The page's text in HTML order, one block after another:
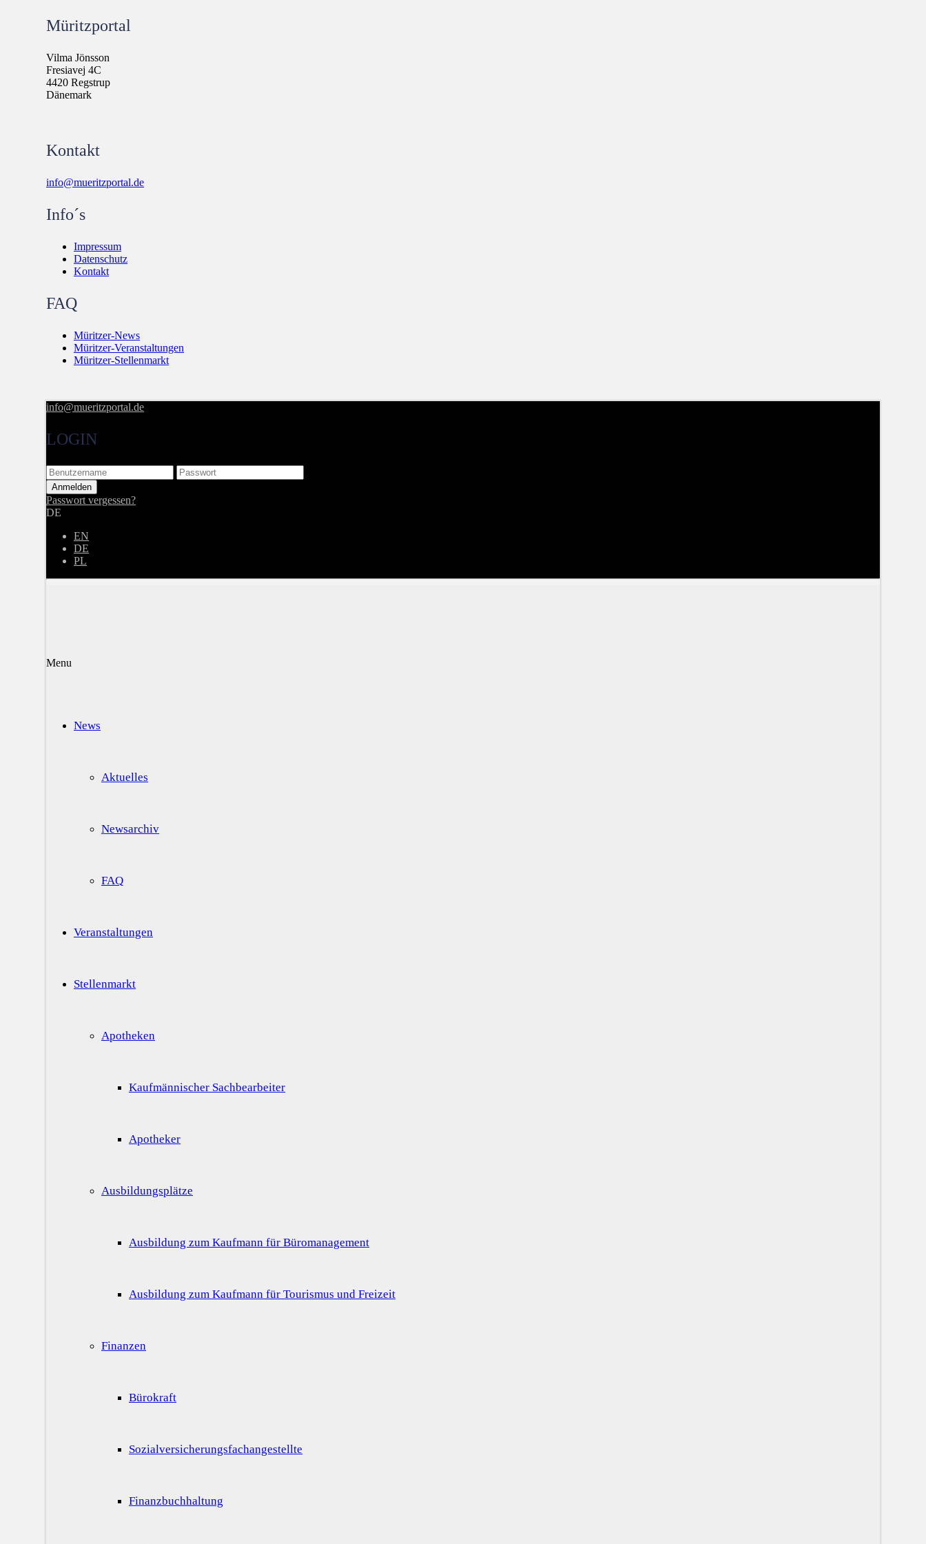
Müritzportal
Vilma Jönsson
Fresiavej 4C
4420 Regstrup
Dänemark
Kontakt
info@mueritzportal.de
Info´s
Impressum
Datenschutz
Kontakt
FAQ
Müritzer-News
Müritzer-Veranstaltungen
Müritzer-Stellenmarkt
info@mueritzportal.de
LOGIN
Passwort vergessen?
DE
EN
DE
PL
Menu
News
Aktuelles
Newsarchiv
FAQ
Veranstaltungen
Stellenmarkt
Apotheken
Kaufmännischer Sachbearbeiter
Apotheker
Ausbildungsplätze
Ausbildung zum Kaufmann für Büromanagement
Ausbildung zum Kaufmann für Tourismus und Freizeit
Finanzen
Bürokraft
Sozialversicherungsfachangestellte
Finanzbuchhaltung